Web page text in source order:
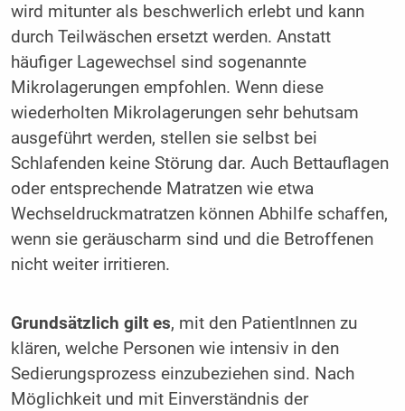
wird mitunter als beschwerlich erlebt und kann
durch Teilwäschen ersetzt werden. Anstatt
häufiger Lagewechsel sind sogenannte
Mikrolagerungen empfohlen. Wenn diese
wiederholten Mikrolagerungen sehr behutsam
ausgeführt werden, stellen sie selbst bei
Schlafenden keine Störung dar. Auch Bettauflagen
oder entsprechende Matratzen wie etwa
Wechseldruckmatratzen können Abhilfe schaffen,
wenn sie geräuscharm sind und die Betroffenen
nicht weiter irritieren.
Grundsätzlich gilt es, mit den PatientInnen zu
klären, welche Personen wie intensiv in den
Sedierungsprozess einzubeziehen sind. Nach
Möglichkeit und mit Einverständnis der